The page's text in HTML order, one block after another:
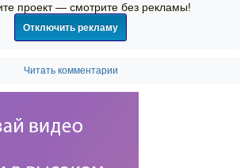
проект — смотрите без рекламы!
Отключить рекламу
Читать комментарии